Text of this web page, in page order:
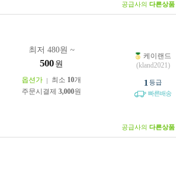
공급사의 다른상품
최저 480원 ~
500 원
옵션가 최소 10개
주문시결제 3,000원
케이랜드
(kland2021)
1 등급
빠른배송
공급사의 다른상품